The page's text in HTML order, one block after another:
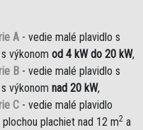
A - vedie malé plavidlo s
výkonom od 4 kW do 20 kW,
B - vedie malé plavidlo s
výkonom nad 20 kW,
C - vedie malé plavidlo
plochou plachiet nad 12 m2 a